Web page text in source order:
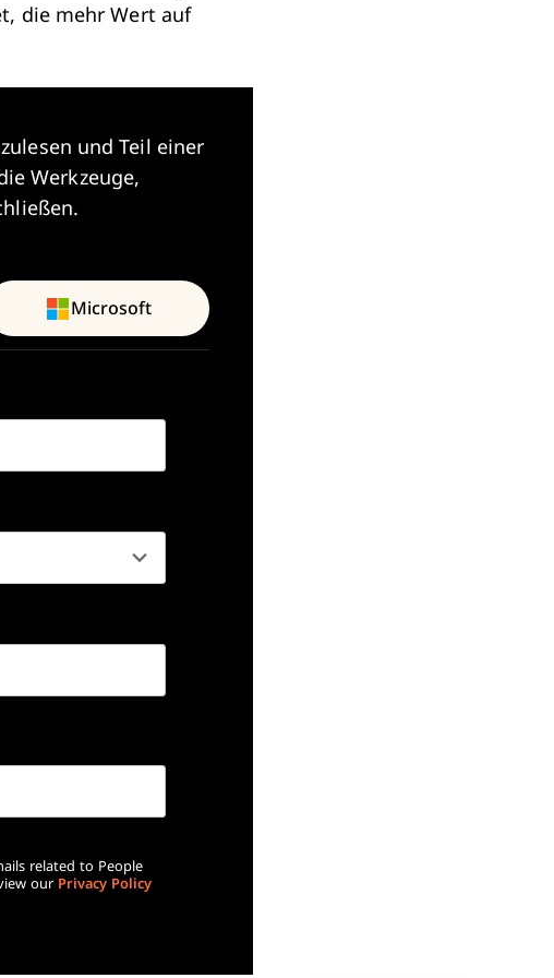
die mehr Wert auf
und Teil einer
Werkzeuge,
Microsoft
related to People
our Privacy Policy